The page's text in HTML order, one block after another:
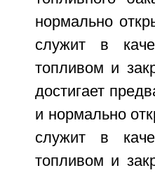
нормально
служит в
топливом и
достигает
и нормально
служит в
топливом и